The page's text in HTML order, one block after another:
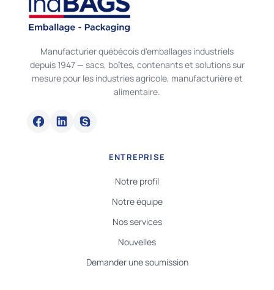
Manufacturier québécois d'emballages industriels
depuis 1947 — sacs, boîtes, contenants et solutions sur
mesure pour les industries agricole, manufacturière et
alimentaire.
ENTREPRISE
Notre profil
Notre équipe
Nos services
Nouvelles
Demander une soumission